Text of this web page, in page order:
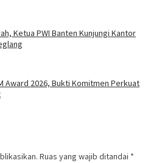
Ketua PWI Banten Kunjungi Kantor
Award 2026, Bukti Komitmen Perkuat
Ruas yang wajib ditandai *